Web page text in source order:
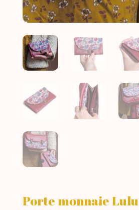
Porte monnaie Lulu